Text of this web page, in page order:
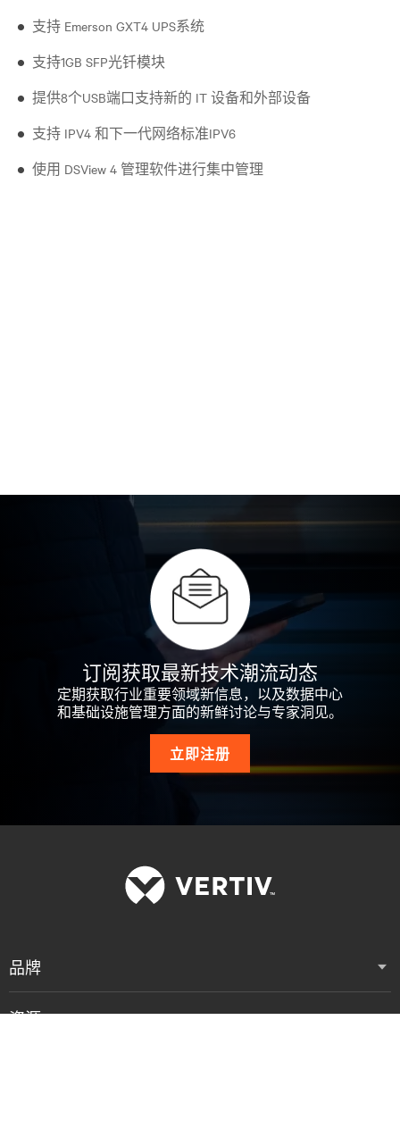
支持 Emerson GXT4 UPS系统
支持1GB SFP光钎模块
提供8个USB端口支持新的 IT 设备和外部设备
支持 IPV4 和下一代网络标准IPV6
使用 DSView 4 管理软件进行集中管理
订阅获取最新技术潮流动态
定期获取行业重要领域新信息，以及数据中心
和基础设施管理方面的新鲜讨论与专家洞见。
立即注册
品牌
资源